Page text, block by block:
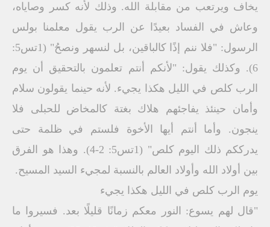
يخاف ويرتعب من مقابلة الله. وذلك لأنه كسر وصاياه،
وعاش في الفساد بعيدًا عن الرب يقول معلمنا بولس
الرسول: "فلا ننم إذًا كالباقين، بل لنسهر ونصحُ" (1تس5:
6). وكذلك يقول: "لأنكم أنتم تعلمون بالتحقيق أن يوم
الرب كلص في الليل هكذا يجيء. لأنه حينما يقولون سلام
وأمان حينئذ يفاجئهم هلاك بغتة كالمخاض للحبلى فلا
ينجون. وأما أنتم أيها الأخوة فلستم في ظلمة حتى
يدرككم ذلك اليوم كلص" (1تس5: 2-4). وهذا هو الفرق
بين أولاد الله وأولاد العالم بالنسبة لمجيء السيد المسيح.
يوم الرب كلص في الليل هكذا يجيء
"قال لهم يسوع: النور معكم زمانًا قليلًا بعد. فسيروا ما